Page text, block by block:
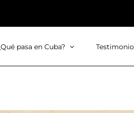
pasa en Cuba?